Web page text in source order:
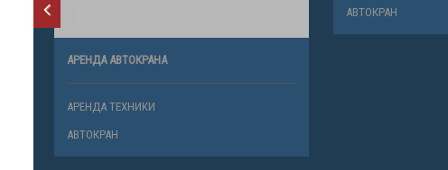
АРЕНДА АВТОКРАНА
АРЕНДА ТЕХНИКИ
АВТОКРАН
АВТОКРАН